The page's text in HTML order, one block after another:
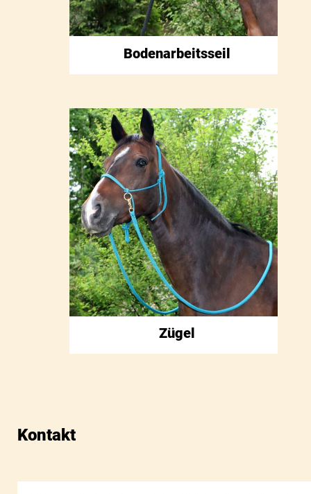
Bodenarbeitsseil
Zügel
Kontakt